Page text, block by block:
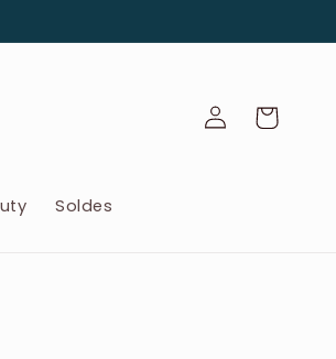
Soldes
ConnexionPanier